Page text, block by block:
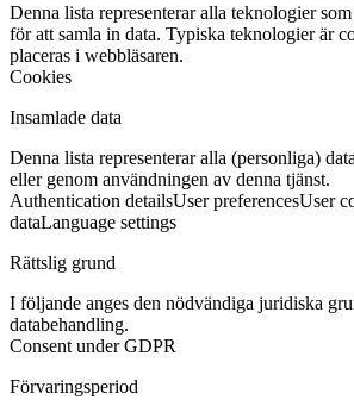
Denna lista representerar alla teknologier
för att samla in data. Typiska teknologier är
placeras i webbläsaren.
Cookies
Insamlade data
Denna lista representerar alla (personliga)
eller genom användningen av denna tjänst.
Authentication detailsUser preferencesUser
dataLanguage settings
Rättslig grund
I följande anges den nödvändiga juridiska
databehandling.
Consent under GDPR
Förvaringsperiod